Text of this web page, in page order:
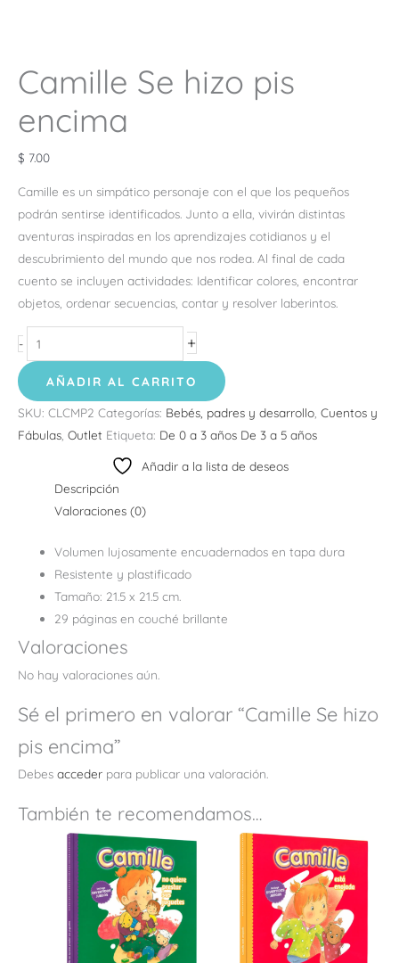
Camille Se hizo pis
encima
$ 7.00
Camille es un simpático personaje con el que los pequeños
podrán sentirse identificados. Junto a ella, vivirán distintas
aventuras inspiradas en los aprendizajes cotidianos y el
descubrimiento del mundo que nos rodea. Al final de cada
cuento se incluyen actividades: Identificar colores, encontrar
objetos, ordenar secuencias, contar y resolver laberintos.
- +
AÑADIR AL CARRITO
SKU: CLCMP2 Categorías: Bebés, padres y desarrollo, Cuentos y
Fábulas, Outlet Etiqueta: De 0 a 3 años De 3 a 5 años
Añadir a la lista de deseos
Descripción
Valoraciones (0)
Volumen lujosamente encuadernados en tapa dura
Resistente y plastificado
Tamaño: 21.5 x 21.5 cm.
29 páginas en couché brillante
Valoraciones
No hay valoraciones aún.
Sé el primero en valorar “Camille Se hizo
pis encima”
Debes acceder para publicar una valoración.
También te recomendamos…